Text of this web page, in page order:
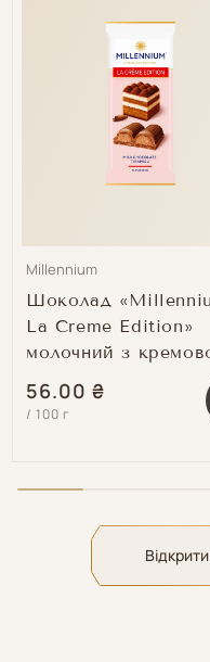
Продавець:
Millennium
Шоколад
La Creme Edition»
молочний з
начинкою зі
«Тірамісу»
Звичайна
ціна
56.00 ₴
/ 100 г
Відкрити